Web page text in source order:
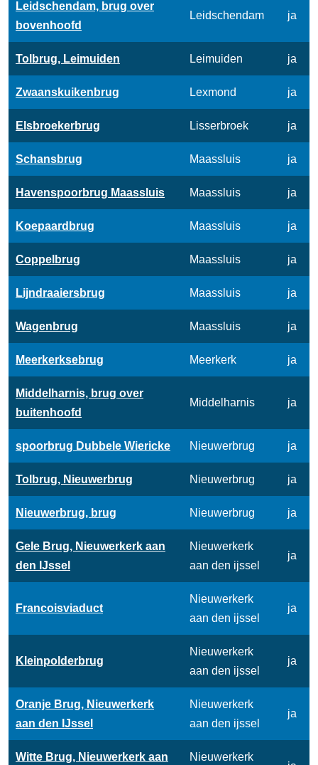
Leidschendam, brug over
bovenhoofd
Leidschendam ja
Tolbrug, Leimuiden Leimuiden ja
Zwaanskuikenbrug Lexmond ja
Elsbroekerbrug Lisserbroek ja
Schansbrug Maassluis ja
Havenspoorbrug Maassluis Maassluis ja
Koepaardbrug Maassluis ja
Coppelbrug Maassluis ja
Lijndraaiersbrug Maassluis ja
Wagenbrug Maassluis ja
Meerkerksebrug Meerkerk ja
Middelharnis, brug over
buitenhoofd
Middelharnis ja
spoorbrug Dubbele Wiericke Nieuwerbrug ja
Tolbrug, Nieuwerbrug Nieuwerbrug ja
Nieuwerbrug, brug Nieuwerbrug ja
Gele Brug, Nieuwerkerk aan
den IJssel
Nieuwerkerk
aan den ijssel
ja
Francoisviaduct
Nieuwerkerk
aan den ijssel
ja
Kleinpolderbrug
Nieuwerkerk
aan den ijssel
ja
Oranje Brug, Nieuwerkerk
aan den IJssel
Nieuwerkerk
aan den ijssel
ja
Witte Brug, Nieuwerkerk aan
Nieuwerkerk